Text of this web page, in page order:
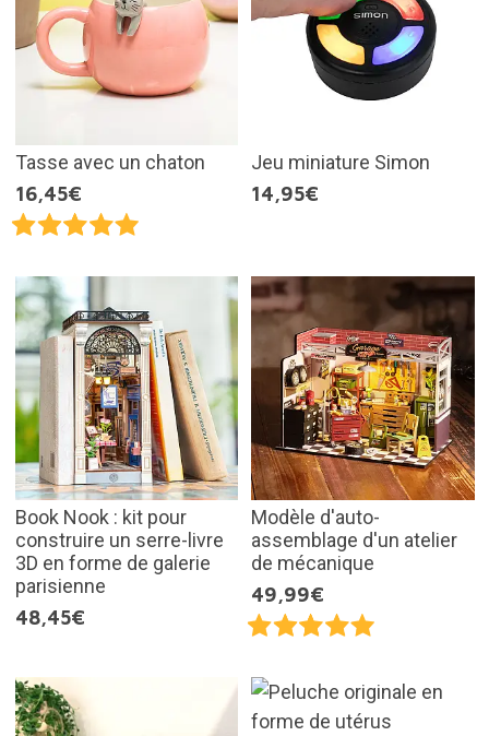
Tasse avec un chaton
16,45€
Jeu miniature Simon
14,95€
Book Nook : kit pour
construire un serre-livre
3D en forme de galerie
parisienne
48,45€
Modèle d'auto-
assemblage d'un atelier
de mécanique
49,99€